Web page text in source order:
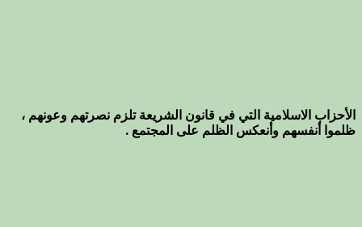
الأحزاب الاسلامية التي في قانون الشريعة تلزم نصرتهم وعونهم ،
ظلموا أنفسهم وأنعكس الظلم على المجتمع .